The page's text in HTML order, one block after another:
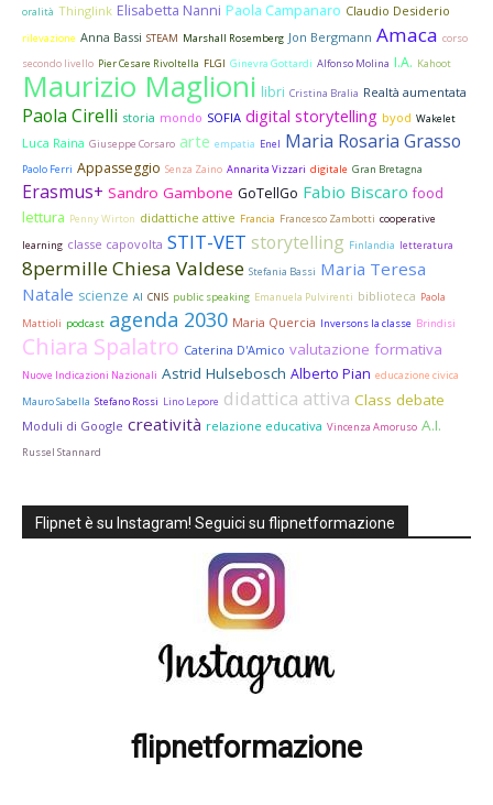
oralità Thinglink Elisabetta Nanni Paola Campanaro Claudio Desiderio
rilevazione Anna Bassi STEAM Marshall Rosemberg Jon Bergmann Amaca corso
secondo livello Pier Cesare Rivoltella FLGI Ginevra Gottardi Alfonso Molina I.A. Kahoot
Maurizio Maglioni libri Cristina Bralia Realtà aumentata
Paola Cirelli storia mondo SOFIA digital storytelling byod Wakelet
Luca Raina Giuseppe Corsaro arte empatia Enel Maria Rosaria Grasso
Paolo Ferri Appasseggio Senza Zaino Annarita Vizzari digitale Gran Bretagna
Erasmus+ Sandro Gambone GoTellGo Fabio Biscaro food
lettura Penny Wirton didattiche attive Francia Francesco Zambotti cooperative
learning classe capovolta STIT-VET storytelling Finlandia letteratura
8permille Chiesa Valdese Stefania Bassi Maria Teresa
Natale scienze AI CNIS public speaking Emanuela Pulvirenti biblioteca Paola
Mattioli podcast agenda 2030 Maria Quercia Inversons la classe Brindisi
Chiara Spalatro Caterina D'Amico valutazione formativa
Nuove Indicazioni Nazionali Astrid Hulsebosch Alberto Pian educazione civica
Mauro Sabella Stefano Rossi Lino Lepore didattica attiva Class debate
Moduli di Google creatività relazione educativa Vincenza Amoruso A.I.
Russel Stannard
Flipnet è su Instagram! Seguici su flipnetformazione
flipnetformazione